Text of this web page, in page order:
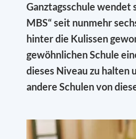
Ganztagsschule wendet
MBS“ seit nunmehr
hinter die Kulissen
gewöhnlichen Schule
dieses Niveau zu halten
andere Schulen von